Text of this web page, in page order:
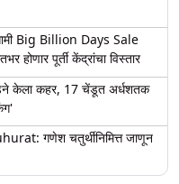
Big Billion Days Sale
होणार पूर्ती केंद्रांचा विस्तार
केला कहर, 17 चेंडूत अर्धशतक
गणेश चतुर्थीनिमित्त जाणून